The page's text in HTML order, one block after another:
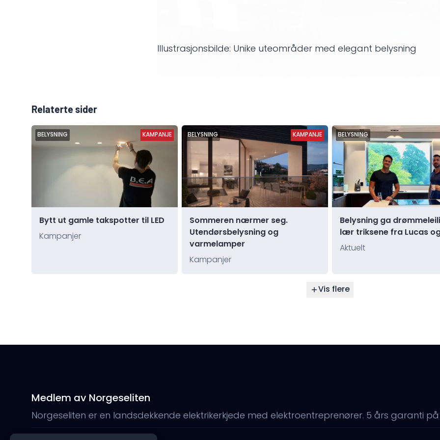
Illustrasjonsbilde: Unike uteområder med elegant belysning
Relaterte sider
BELYSNING KAMPANJE
KAMPANJE
Bytt ut gamle takspotter til LED
Kampanjer
BELYSNING KAMPANJE
KAMPANJE
Sommeren nærmer seg.
Utendørsbelysning og
varmelamper
Kampanjer
BELYSNING
Belysning ga
lær triksene fra Lucas
Aktuelt
Vis flere
Medlem av Norgeseliten
Norgeseliten er en landsdekkende elektrikerkjede med elektroentreprenører. 5 års garanti